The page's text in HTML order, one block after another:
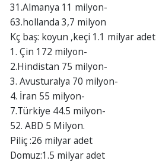
31.Almanya 11 milyon-
63.hollanda 3,7 milyon
Kç baş: koyun ,keçi 1.1 milyar adet
1. Çin 172 milyon-
2.Hindistan 75 milyon-
3. Avusturalya 70 milyon-
4. İran 55 milyon-
7.Türkiye 44.5 milyon-
52. ABD 5 Milyon.
Piliç :26 milyar adet
Domuz:1.5 milyar adet